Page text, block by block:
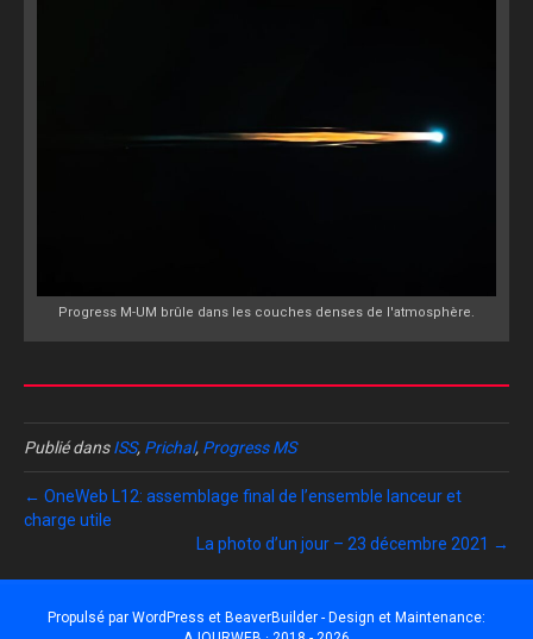
Progress M-UM brûle dans les couches denses de l'atmosphère.
Publié dansISS, Prichal, Progress MS
← OneWeb L12: assemblage final de l’ensemble lanceur et
charge utile
La photo d’un jour – 23 décembre 2021 →
Propulsé par WordPress et BeaverBuilder - Design et Maintenance: